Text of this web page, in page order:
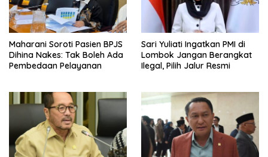
Maharani Soroti Pasien BPJS
Dihina Nakes: Tak Boleh Ada
Pembedaan Pelayanan
Sari Yuliati Ingatkan PMI di
Lombok Jangan Berangkat
Ilegal, Pilih Jalur Resmi